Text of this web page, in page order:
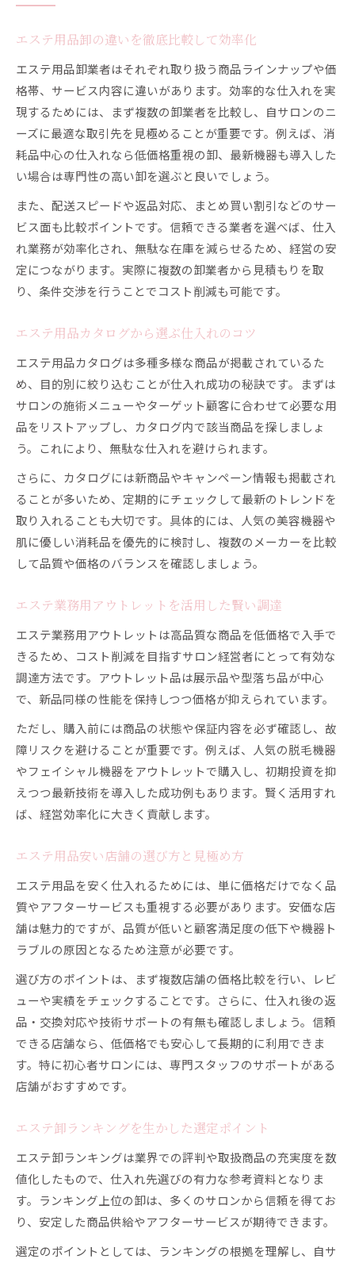
エステ用品卸の違いを徹底比較して効率化
エステ用品卸業者はそれぞれ取り扱う商品ラインナップや価
格帯、サービス内容に違いがあります。効率的な仕入れを実
現するためには、まず複数の卸業者を比較し、自サロンのニ
ーズに最適な取引先を見極めることが重要です。例えば、消
耗品中心の仕入れなら低価格重視の卸、最新機器も導入した
い場合は専門性の高い卸を選ぶと良いでしょう。
また、配送スピードや返品対応、まとめ買い割引などのサー
ビス面も比較ポイントです。信頼できる業者を選べば、仕入
れ業務が効率化され、無駄な在庫を減らせるため、経営の安
定につながります。実際に複数の卸業者から見積もりを取
り、条件交渉を行うことでコスト削減も可能です。
エステ用品カタログから選ぶ仕入れのコツ
エステ用品カタログは多種多様な商品が掲載されているた
め、目的別に絞り込むことが仕入れ成功の秘訣です。まずは
サロンの施術メニューやターゲット顧客に合わせて必要な用
品をリストアップし、カタログ内で該当商品を探しましょ
う。これにより、無駄な仕入れを避けられます。
さらに、カタログには新商品やキャンペーン情報も掲載され
ることが多いため、定期的にチェックして最新のトレンドを
取り入れることも大切です。具体的には、人気の美容機器や
肌に優しい消耗品を優先的に検討し、複数のメーカーを比較
して品質や価格のバランスを確認しましょう。
エステ業務用アウトレットを活用した賢い調達
エステ業務用アウトレットは高品質な商品を低価格で入手で
きるため、コスト削減を目指すサロン経営者にとって有効な
調達方法です。アウトレット品は展示品や型落ち品が中心
で、新品同様の性能を保持しつつ価格が抑えられています。
ただし、購入前には商品の状態や保証内容を必ず確認し、故
障リスクを避けることが重要です。例えば、人気の脱毛機器
やフェイシャル機器をアウトレットで購入し、初期投資を抑
えつつ最新技術を導入した成功例もあります。賢く活用すれ
ば、経営効率化に大きく貢献します。
エステ用品安い店舗の選び方と見極め方
エステ用品を安く仕入れるためには、単に価格だけでなく品
質やアフターサービスも重視する必要があります。安価な店
舗は魅力的ですが、品質が低いと顧客満足度の低下や機器ト
ラブルの原因となるため注意が必要です。
選び方のポイントは、まず複数店舗の価格比較を行い、レビ
ューや実績をチェックすることです。さらに、仕入れ後の返
品・交換対応や技術サポートの有無も確認しましょう。信頼
できる店舗なら、低価格でも安心して長期的に利用できま
す。特に初心者サロンには、専門スタッフのサポートがある
店舗がおすすめです。
エステ卸ランキングを生かした選定ポイント
エステ卸ランキングは業界での評判や取扱商品の充実度を数
値化したもので、仕入れ先選びの有力な参考資料となりま
す。ランキング上位の卸は、多くのサロンから信頼を得てお
り、安定した商品供給やアフターサービスが期待できます。
選定のポイントとしては、ランキングの根拠を理解し、自サ